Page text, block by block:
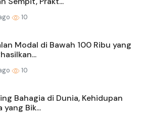
10
Modal di Bawah 100 Ribu yang
10
Bahagia di Dunia, Kehidupan
yang Bik...